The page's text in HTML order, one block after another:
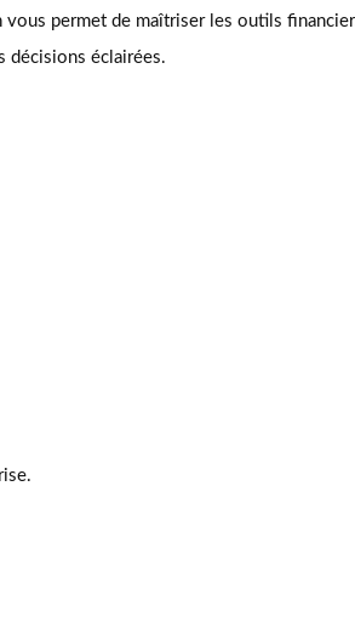
permet de maîtriser les outils
décisions éclairées.